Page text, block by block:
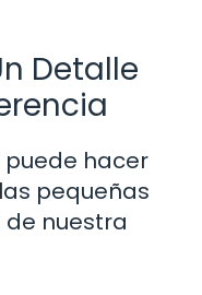
Detalle
puede hacer
pequeñas
nuestra